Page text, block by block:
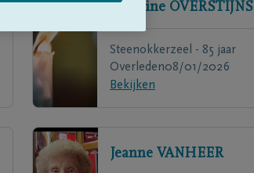
Jeannine OVERSTIJNS
Steenokkerzeel - 85 jaar
Overleden08/01/2026
Bekijken
Jeanne VANHEER